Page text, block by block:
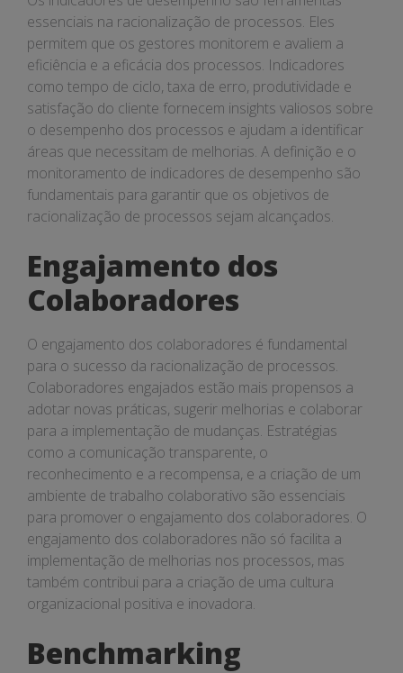
essenciais na racionalização de processos. Eles
permitem que os gestores monitorem e avaliem a
eficiência e a eficácia dos processos. Indicadores
como tempo de ciclo, taxa de erro, produtividade e
satisfação do cliente fornecem insights valiosos sobre
o desempenho dos processos e ajudam a identificar
áreas que necessitam de melhorias. A definição e o
monitoramento de indicadores de desempenho são
fundamentais para garantir que os objetivos de
racionalização de processos sejam alcançados.
Engajamento dos
Colaboradores
O engajamento dos colaboradores é fundamental
para o sucesso da racionalização de processos.
Colaboradores engajados estão mais propensos a
adotar novas práticas, sugerir melhorias e colaborar
para a implementação de mudanças. Estratégias
como a comunicação transparente, o
reconhecimento e a recompensa, e a criação de um
ambiente de trabalho colaborativo são essenciais
para promover o engajamento dos colaboradores. O
engajamento dos colaboradores não só facilita a
implementação de melhorias nos processos, mas
também contribui para a criação de uma cultura
organizacional positiva e inovadora.
Benchmarking